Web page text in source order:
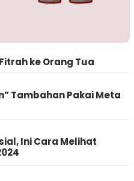
ke Orang Tua
Tambahan Pakai Meta
Ini Cara Melihat